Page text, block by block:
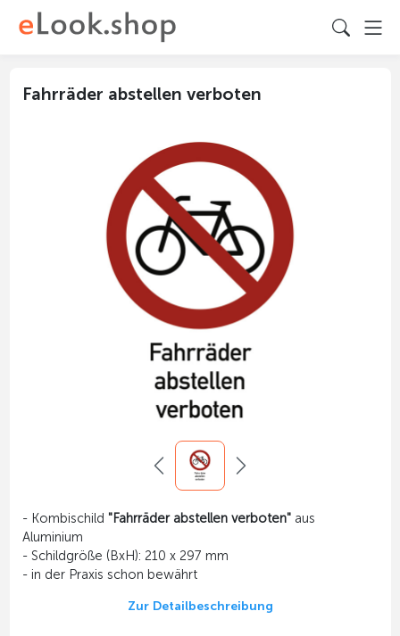
Fahrräder abstellen verboten
- Kombischild "Fahrräder abstellen verboten"aus
Aluminium
- Schildgröße (BxH): 210 x 297 mm
- in der Praxis schon bewährt
Zur Detailbeschreibung